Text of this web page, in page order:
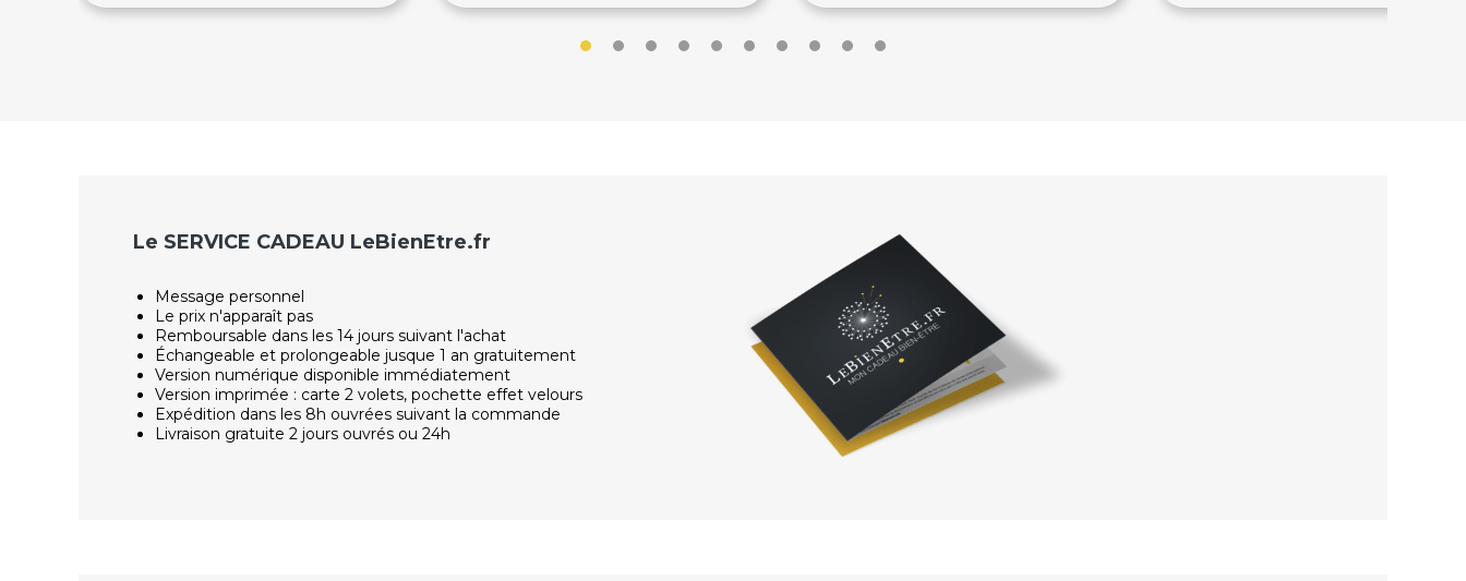
Le SERVICE CADEAU LeBienEtre.fr
Message personnel
Le prix n'apparaît pas
Remboursable dans les 14 jours suivant l'achat
Échangeable et prolongeable jusque 1 an gratuitement
Version numérique disponible immédiatement
Version imprimée : carte 2 volets, pochette effet velours
Expédition dans les 8h ouvrées suivant la commande
Livraison gratuite 2 jours ouvrés ou 24h